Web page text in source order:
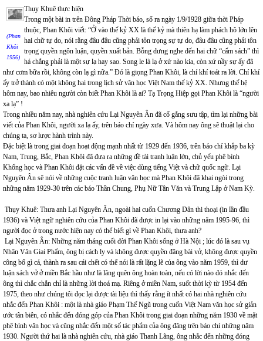
(Phan
Khôi
1956)
Thụy Khuê thực hiện
Trong một bài in trên Đông Pháp Thời báo, số ra ngày 1/9/1928 giữa thời Pháp
thuộc, Phan Khôi viết: “Ở vào thế kỷ XX là thế kỷ mà thiên hạ làm phách hô lớn lên
hai chữ tự do, nói rằng đâu đâu cũng phải tôn trọng sự tự do, đâu đâu cũng phải tôn
trọng quyền ngôn luận, quyền xuất bản. Bỗng dưng nghe đến hai chữ “cấm sách” thì
há chẳng phải là một sự lạ hay sao. Song le là lạ ở xứ nào kia, còn xứ nầy sự ấy đã
như cơm bữa rồi, không còn lạ gì nữa.” Đó là giọng Phan Khôi, là chí khí toát ra lời. Chí khí
ấy trở thành có một không hai trong lịch sử văn học Việt Nam thế kỷ XX. Nhưng thế hệ
hôm nay, bao nhiêu người còn biết Phan Khôi là ai? Tạ Trọng Hiệp gọi Phan Khôi là “người
xa lạ” !
Trong nhiều năm nay, nhà nghiên cứu Lại Nguyên Ân đã cố gắng sưu tập, tìm lại những bài
viết của Phan Khôi, người xa lạ ấy, trên báo chí ngày xưa. Và hôm nay ông sẽ thuật lại cho
chúng ta, sơ lược hành trình này.
Đặc biệt là trong giai đoạn hoạt động mạnh nhất từ 1929 đến 1936, trên báo chí khắp ba kỳ
Nam, Trung, Bắc, Phan Khôi đã đưa ra những đề tài tranh luận lớn, chủ yếu phê bình
Khổng học và Phan Khôi đặt các vấn đề về việc dùng tiếng Việt và chữ quốc ngữ. Lại
Nguyên Ân sẽ nói về những cuộc tranh luận văn học mà Phan Khôi đã khai ngòi trong
những năm 1929-30 trên các báo Thần Chung, Phụ Nữ Tân Văn và Trung Lập ở Nam Kỳ.
Thụy Khuê: Thưa anh Lại Nguyên Ân, ngoài hai cuốn Chương Dân thi thoại (in lần đầu
1936) và Việt ngữ nghiên cứu của Phan Khôi đã được in lại vào những năm 1995-96, thì
người đọc ở trong nước hiện nay có thể biết gì về Phan Khôi, thưa anh?
Lại Nguyên Ân: Những năm tháng cuối đời Phan Khôi sống ở Hà Nội ; lúc đó là sau vụ
Nhân Văn Giai Phẩm, ông bị cách ly và không được quyền đăng bài vở, không được quyền
công bố gì cả, thành ra sau cái chết có thể nói là rất lặng lẽ của ông vào năm 1959, thì dư
luận sách vở ở miền Bắc hầu như là lãng quên ông hoàn toàn, nếu có lời nào đó nhắc đến
ông thì chắc chắn chỉ là những lời thoá mạ. Riêng ở miền Nam, suốt thời kỳ từ 1954 đến
1975, theo như chúng tôi đọc lại được tài liệu thì thấy rằng ít nhất có hai nhà nghiên cứu
nhắc đến Phan Khôi : một là nhà giáo Phạm Thế Ngũ trong cuốn Việt Nam văn học sử giản
ước tân biên, có nhắc đến đóng góp của Phan Khôi trong giai đoạn những năm 1930 về mặt
phê bình văn học và cũng nhắc đến một số tác phẩm của ông đăng trên báo chí những năm
1930. Người thứ hai là nhà nghiên cứu, nhà giáo Thanh Lãng, ông nhắc đến những đóng